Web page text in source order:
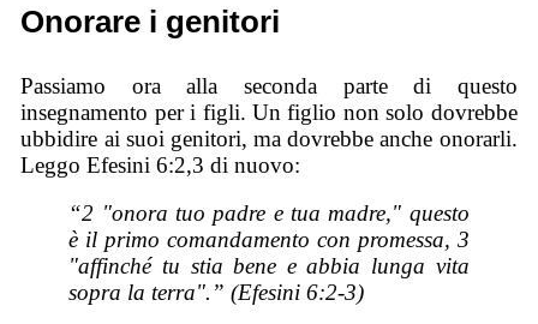
Onorare i genitori
Passiamo ora alla seconda parte di questo
insegnamento per i figli. Un figlio non solo dovrebbe
ubbidire ai suoi genitori, ma dovrebbe anche onorarli.
Leggo Efesini 6:2,3 di nuovo:
“2 "onora tuo padre e tua madre," questo
è il primo comandamento con promessa, 3
"affinché tu stia bene e abbia lunga vita
sopra la terra".” (Efesini 6:2-3)